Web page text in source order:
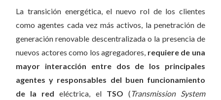
La transición energética, el nuevo rol de los clientes
como agentes cada vez más activos, la penetración de
generación renovable descentralizada o la presencia de
nuevos actores como los agregadores, requiere de una
mayor interacción entre dos de los principales
agentes y responsables del buen funcionamiento
de la red eléctrica, el TSO ( Transmission System